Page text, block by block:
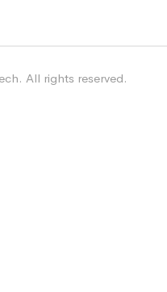
All rights reserved.